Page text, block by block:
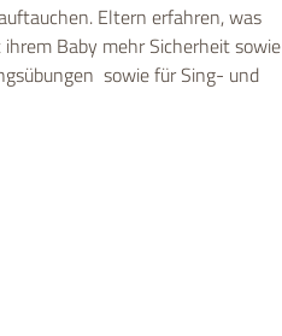
Eltern erfahren, was
Baby mehr Sicherheit sowie
sowie für Sing- und